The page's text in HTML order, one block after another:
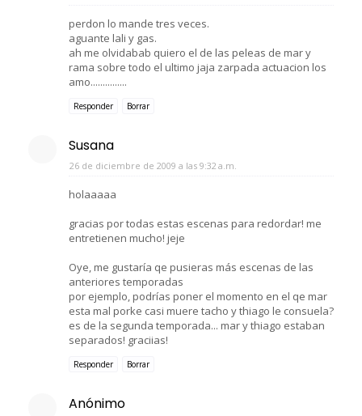
perdon lo mande tres veces.
aguante lali y gas.
ah me olvidabab quiero el de las peleas de mar y
rama sobre todo el ultimo jaja zarpada actuacion los
amo...............
Responder Borrar
Susana
26 de diciembre de 2009 a las 9:32 a.m.
holaaaaa
gracias por todas estas escenas para redordar! me
entretienen mucho! jeje
Oye, me gustaría qe pusieras más escenas de las
anteriores temporadas
por ejemplo, podrías poner el momento en el qe mar
esta mal porke casi muere tacho y thiago le consuela?
es de la segunda temporada... mar y thiago estaban
separados! graciias!
Responder Borrar
Anónimo